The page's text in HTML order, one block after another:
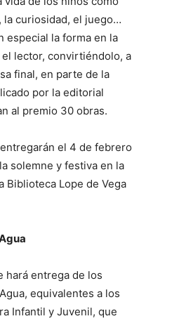
la curiosidad, el juego…
especial la forma en la
lector, convirtiéndolo, a
final, en parte de la
por la editorial
al premio 30 obras.
el 4 de febrero
solemne y festiva en la
Biblioteca Lope de Vega
hará entrega de los
equivalentes a los
Infantil y Juvenil, que